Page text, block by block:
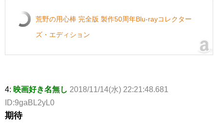
荒野の用心棒 完全版 製作50周年Blu-rayコレクター
ズ・エディション
4: 映画好き名無し 2018/11/14(水) 22:21:48.681
ID:9gaBL2yL0
期待